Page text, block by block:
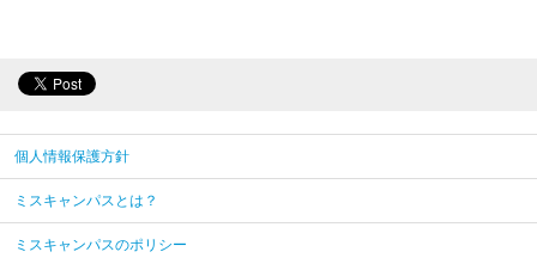
個人情報保護方針
ミスキャンパスとは？
ミスキャンパスのポリシー